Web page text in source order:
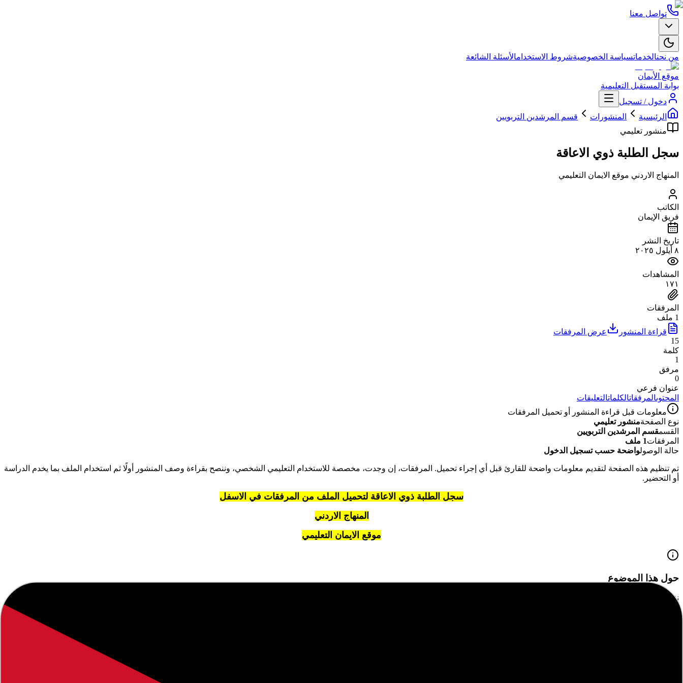
تواصل معنا
من نحنالخدماتسياسة الخصوصيةشروط الاستخدامالأسئلة الشائعة
موقع الأيمان
بوابة المستقبل التعليمية
دخول / تسجيل
الرئيسية
المنشورات
قسم المرشدين التربويين
منشور تعليمي
سجل الطلبة ذوي الاعاقة
المنهاج الاردني موقع الايمان التعليمي
الكاتب
فريق الإيمان
تاريخ النشر
٨ أيلول ٢٠٢٥
المشاهدات
١٧١
المرفقات
1 ملف
قراءة المنشور
عرض المرفقات
15
كلمة
1
مرفق
0
عنوان فرعي
المحتوىالمرفقاتالكلماتالتعليقات
معلومات قبل قراءة المنشور أو تحميل المرفقات
نوع الصفحةمنشور تعليمي
القسمقسم المرشدين التربويين
المرفقات1 ملف
حالة الوصولواضحة حسب تسجيل الدخول
تم تنظيم هذه الصفحة لتقديم معلومات واضحة للقارئ قبل أي إجراء تحميل. المرفقات، إن وجدت، مخصصة للاستخدام التعليمي الشخصي، وننصح بقراءة وصف المنشور أولًا ثم استخدام الملف بما يخدم الدراسة
أو التحضير.
سجل الطلبة ذوي الاعاقة لتحميل الملف من المرفقات في الاسفل
المنهاج الاردني
موقع الايمان التعليمي
حول هذا الموضوع
نقدم لكم في هذا المقال
يهدف هذا المقال إلى تقديم معلومات قيمة ومفيدة للقراء، مع التركيز على توفير محتوى واضح وسهل الفهم. نحرص على تغطية المواضيع المهمة التي تهم المجتمع التعليمي والطلاب وأولياء الأمور.